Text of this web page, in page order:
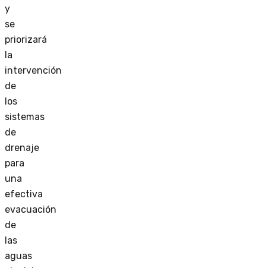
y
se
priorizará
la
intervención
de
los
sistemas
de
drenaje
para
una
efectiva
evacuación
de
las
aguas